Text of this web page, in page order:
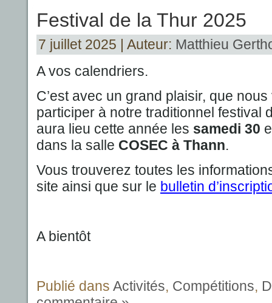
Festival de la Thur 2025
7 juillet 2025 | Auteur: Matthieu
A vos calendriers.
C’est avec un grand plaisir, que
participer à notre traditionnel festival
aura lieu cette année les samedi 30
dans la salle COSEC à Thann.
Vous trouverez toutes les
site ainsi que sur le bulletin
A bientôt
Publié dans Activités, Compétitions,